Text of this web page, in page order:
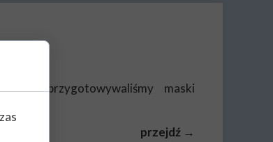
przygotowywaliśmy maski
przejdź →